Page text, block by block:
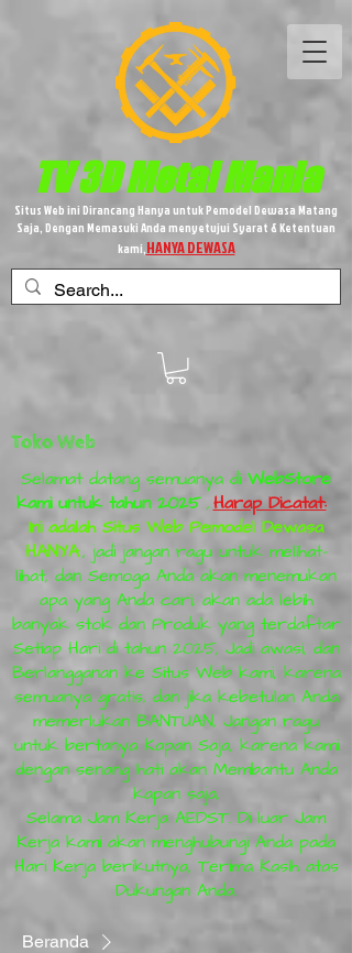
TV 3DMetalMania
Situs Web ini Dirancang Hanya untuk Pemodel Dewasa Matang
Saja, Dengan Memasuki Anda menyetujui Syarat & Ketentuan
kami,HANYA DEWASA
Toko Web
Selamat datang semuanya di WebStore
kami untuk tahun 2025,Harap Dicatat:
Ini adalah Situs Web Pemodel Dewasa
HANYA, jadi jangan ragu untuk melihat-
lihat, dan Semoga Anda akan menemukan
apa yang Anda cari, akan ada lebih
banyak stok dan Produk yang terdaftar
Setiap Hari di tahun 2025, Jadi awasi, dan
Berlangganan ke Situs Web kami, karena
semuanya gratis, dan jika kebetulan Anda
memerlukan BANTUAN, Jangan ragu
untuk bertanya Kapan Saja, karena kami
dengan senang hati akan Membantu Anda
kapan saja,
Selama Jam Kerja AEDST. Di luar Jam
Kerja kami akan menghubungi Anda pada
Hari Kerja berikutnya, Terima Kasih atas
Dukungan Anda.
Beranda